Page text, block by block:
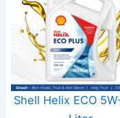
Shell Helix ECO